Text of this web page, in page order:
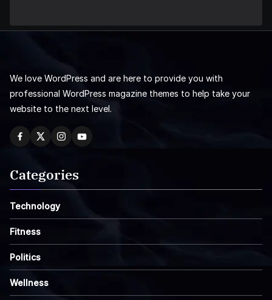
We love WordPress and are here to provide you with
professional WordPress magazine themes to help take your
website to the next level.
Categories
Technology
Fitness
Politics
Wellness